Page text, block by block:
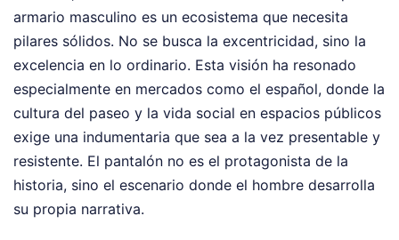
armario masculino es un ecosistema que necesita
pilares sólidos. No se busca la excentricidad, sino la
excelencia en lo ordinario. Esta visión ha resonado
especialmente en mercados como el español, donde la
cultura del paseo y la vida social en espacios públicos
exige una indumentaria que sea a la vez presentable y
resistente. El pantalón no es el protagonista de la
historia, sino el escenario donde el hombre desarrolla
su propia narrativa.